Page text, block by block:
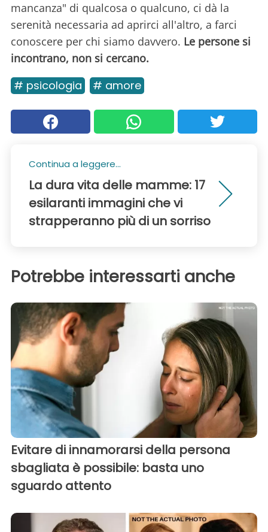
mancanza" di qualcosa o qualcuno, ci dà la
serenità necessaria ad aprirci all'altro, a farci
conoscere per chi siamo davvero. Le persone si
incontrano, non si cercano.
# psicologia # amore
Continua a leggere...
La dura vita delle mamme: 17
esilaranti immagini che vi
strapperanno più di un sorriso
Potrebbe interessarti anche
Evitare di innamorarsi della persona
sbagliata è possibile: basta uno
sguardo attento